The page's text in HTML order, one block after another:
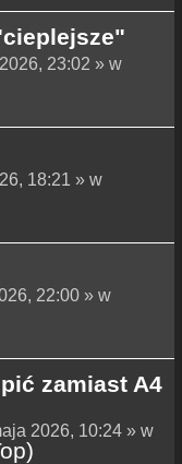
23:02 » w
18:21 » w
22:00 » w
zamiast A4
2026, 10:24 » w